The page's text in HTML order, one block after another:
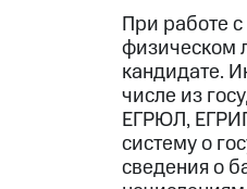
При работе
физическом
кандидате.
числе из
ЕГРЮЛ,
систему о
сведения о